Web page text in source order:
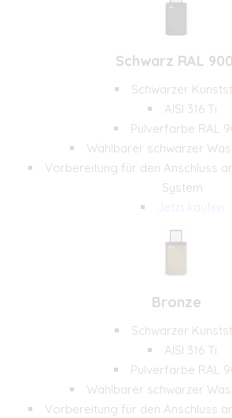
Schwarz RAL
Schwarzer
AISI 316 Ti
Pulverfarbe RAL
Wählbarer schwarzer
Vorbereitung für den Anschluss
System
Jetzt kaufen
Bronze
Schwarzer
AISI 316 Ti
Pulverfarbe RAL
Wählbarer schwarzer
Vorbereitung für den Anschluss